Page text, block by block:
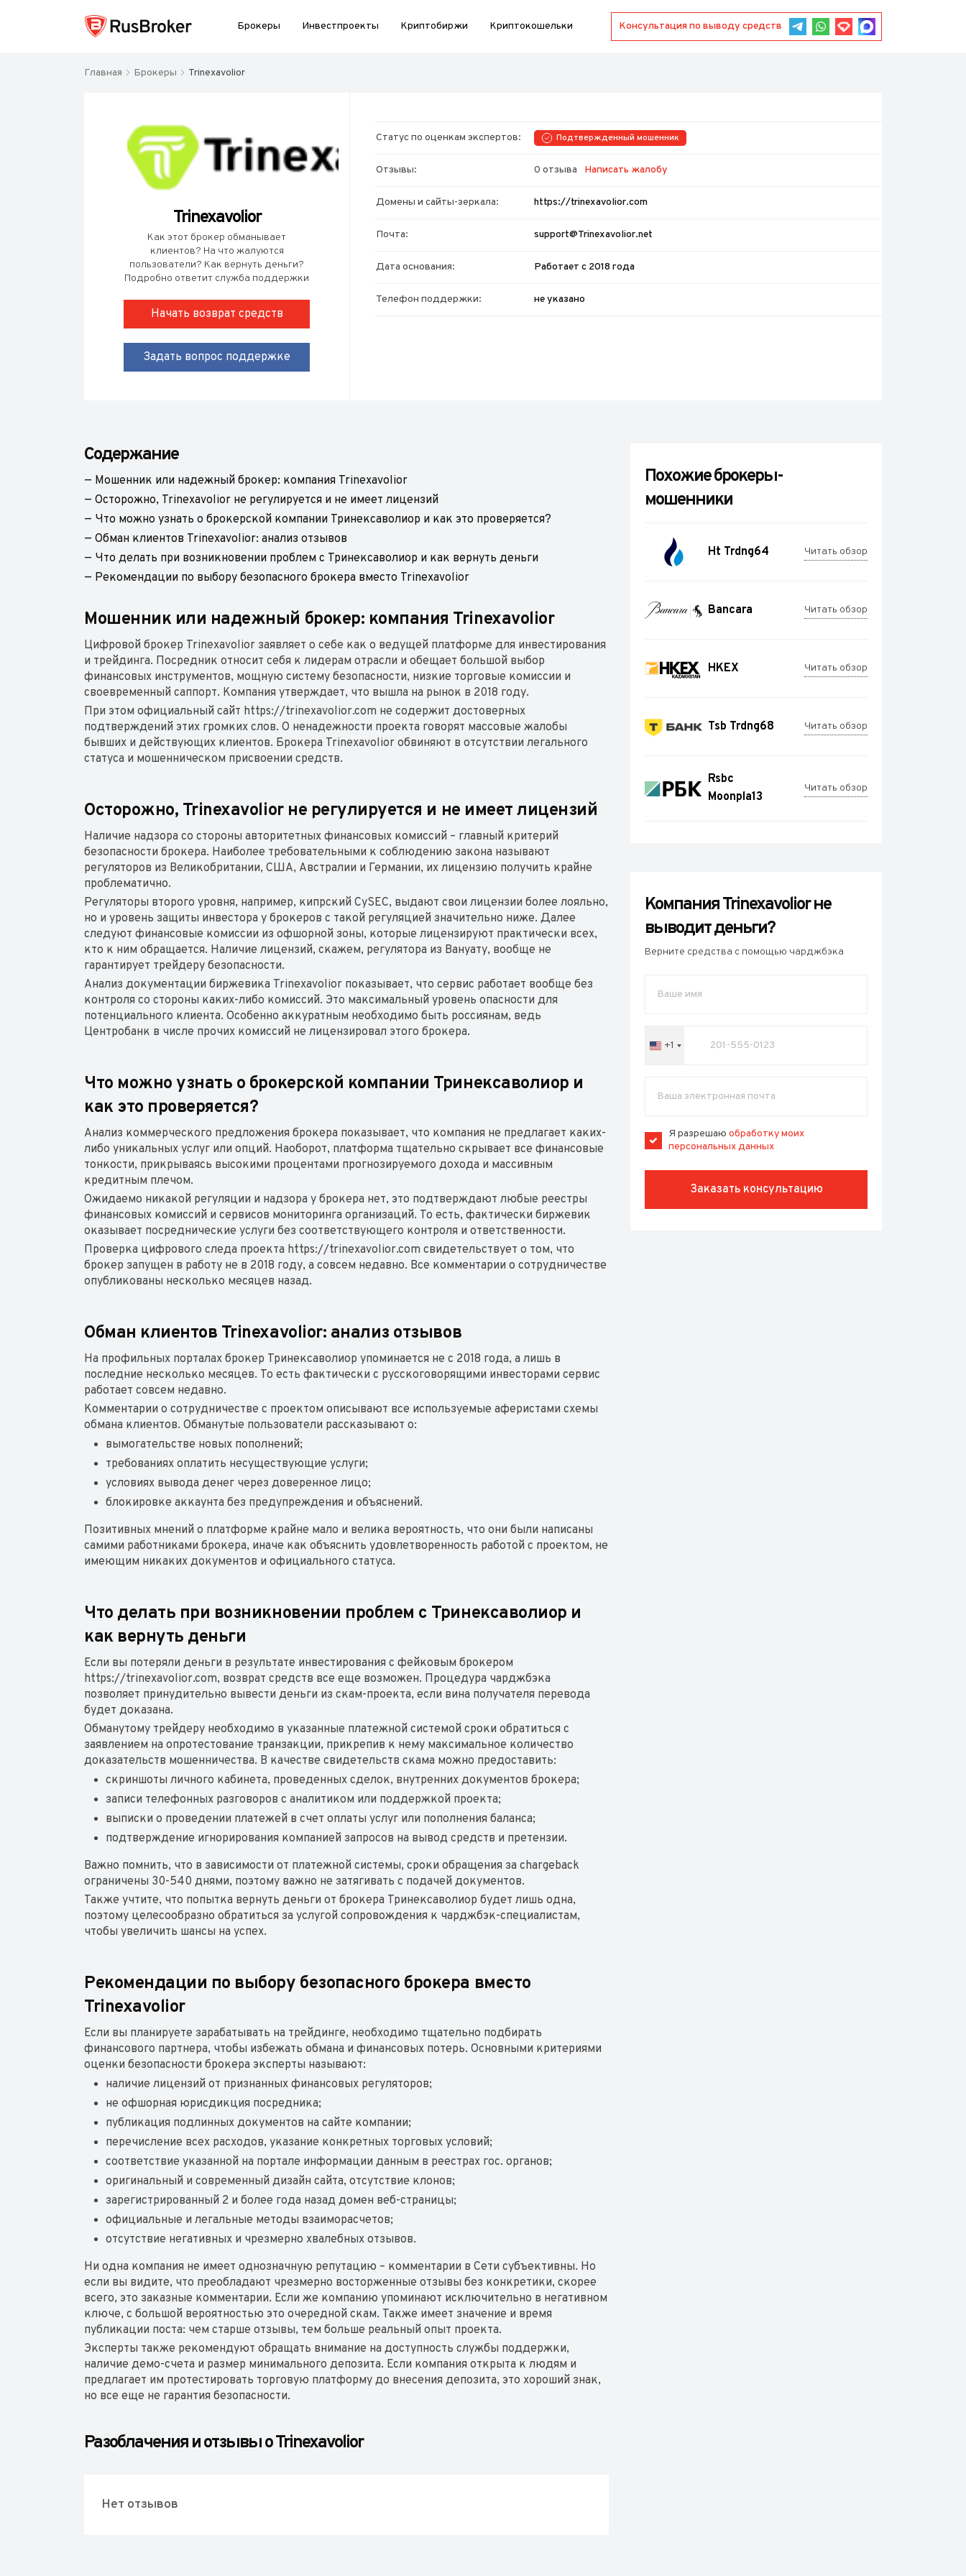
Брокеры Инвестпроекты Криптобиржи Криптокошельки Консультация по выводу средств
Главная Брокеры Trinexavolior
Trinexavolior
Как этот брокер обманывает
клиентов? На что жалуются
пользователи? Как вернуть деньги?
Подробно ответит служба поддержки
Начать возврат средств
Задать вопрос поддержке
Статус по оценкам экспертов: Подтвержденный мошенник
Отзывы: 0 отзыва Написать жалобу
Домены и сайты-зеркала: https://trinexavolior.com
Почта: support@Trinexavolior.net
Дата основания: Работает с 2018 года
Телефон поддержки: не указано
Содержание
— Мошенник или надежный брокер: компания Trinexavolior
— Осторожно, Trinexavolior не регулируется и не имеет лицензий
— Что можно узнать о брокерской компании Тринексаволиор и как это проверяется?
— Обман клиентов Trinexavolior: анализ отзывов
— Что делать при возникновении проблем с Тринексаволиор и как вернуть деньги
— Рекомендации по выбору безопасного брокера вместо Trinexavolior
Мошенник или надежный брокер: компания Trinexavolior
Цифровой брокер Trinexavolior заявляет о себе как о ведущей платформе для инвестирования
и трейдинга. Посредник относит себя к лидерам отрасли и обещает большой выбор
финансовых инструментов, мощную систему безопасности, низкие торговые комиссии и
своевременный саппорт. Компания утверждает, что вышла на рынок в 2018 году.
При этом официальный сайт https://trinexavolior.com не содержит достоверных
подтверждений этих громких слов. О ненадежности проекта говорят массовые жалобы
бывших и действующих клиентов. Брокера Trinexavolior обвиняют в отсутствии легального
статуса и мошенническом присвоении средств.
Осторожно, Trinexavolior не регулируется и не имеет лицензий
Наличие надзора со стороны авторитетных финансовых комиссий – главный критерий
безопасности брокера. Наиболее требовательными к соблюдению закона называют
регуляторов из Великобритании, США, Австралии и Германии, их лицензию получить крайне
проблематично.
Регуляторы второго уровня, например, кипрский CySEC, выдают свои лицензии более лояльно,
но и уровень защиты инвестора у брокеров с такой регуляцией значительно ниже. Далее
следуют финансовые комиссии из офшорной зоны, которые лицензируют практически всех,
кто к ним обращается. Наличие лицензий, скажем, регулятора из Вануату, вообще не
гарантирует трейдеру безопасности.
Анализ документации биржевика Trinexavolior показывает, что сервис работает вообще без
контроля со стороны каких-либо комиссий. Это максимальный уровень опасности для
потенциального клиента. Особенно аккуратным необходимо быть россиянам, ведь
Центробанк в числе прочих комиссий не лицензировал этого брокера.
Что можно узнать о брокерской компании Тринексаволиор и
как это проверяется?
Анализ коммерческого предложения брокера показывает, что компания не предлагает каких-
либо уникальных услуг или опций. Наоборот, платформа тщательно скрывает все финансовые
тонкости, прикрываясь высокими процентами прогнозируемого дохода и массивным
кредитным плечом.
Ожидаемо никакой регуляции и надзора у брокера нет, это подтверждают любые реестры
финансовых комиссий и сервисов мониторинга организаций. То есть, фактически биржевик
оказывает посреднические услуги без соответствующего контроля и ответственности.
Проверка цифрового следа проекта https://trinexavolior.com свидетельствует о том, что
брокер запущен в работу не в 2018 году, а совсем недавно. Все комментарии о сотрудничестве
опубликованы несколько месяцев назад.
Обман клиентов Trinexavolior: анализ отзывов
На профильных порталах брокер Тринексаволиор упоминается не с 2018 года, а лишь в
последние несколько месяцев. То есть фактически с русскоговорящими инвесторами сервис
работает совсем недавно.
Комментарии о сотрудничестве с проектом описывают все используемые аферистами схемы
обмана клиентов. Обманутые пользователи рассказывают о:
вымогательстве новых пополнений;
требованиях оплатить несуществующие услуги;
условиях вывода денег через доверенное лицо;
блокировке аккаунта без предупреждения и объяснений.
Позитивных мнений о платформе крайне мало и велика вероятность, что они были написаны
самими работниками брокера, иначе как объяснить удовлетворенность работой с проектом, не
имеющим никаких документов и официального статуса.
Что делать при возникновении проблем с Тринексаволиор и
как вернуть деньги
Если вы потеряли деньги в результате инвестирования с фейковым брокером
https://trinexavolior.com, возврат средств все еще возможен. Процедура чарджбэка
позволяет принудительно вывести деньги из скам-проекта, если вина получателя перевода
будет доказана.
Обманутому трейдеру необходимо в указанные платежной системой сроки обратиться с
заявлением на опротестование транзакции, прикрепив к нему максимальное количество
доказательств мошенничества. В качестве свидетельств скама можно предоставить:
скриншоты личного кабинета, проведенных сделок, внутренних документов брокера;
записи телефонных разговоров с аналитиком или поддержкой проекта;
выписки о проведении платежей в счет оплаты услуг или пополнения баланса;
подтверждение игнорирования компанией запросов на вывод средств и претензии.
Важно помнить, что в зависимости от платежной системы, сроки обращения за chargeback
ограничены 30-540 днями, поэтому важно не затягивать с подачей документов.
Также учтите, что попытка вернуть деньги от брокера Тринексаволиор будет лишь одна,
поэтому целесообразно обратиться за услугой сопровождения к чарджбэк-специалистам,
чтобы увеличить шансы на успех.
Рекомендации по выбору безопасного брокера вместо
Trinexavolior
Если вы планируете зарабатывать на трейдинге, необходимо тщательно подбирать
финансового партнера, чтобы избежать обмана и финансовых потерь. Основными критериями
оценки безопасности брокера эксперты называют:
наличие лицензий от признанных финансовых регуляторов;
не офшорная юрисдикция посредника;
публикация подлинных документов на сайте компании;
перечисление всех расходов, указание конкретных торговых условий;
соответствие указанной на портале информации данным в реестрах гос. органов;
оригинальный и современный дизайн сайта, отсутствие клонов;
зарегистрированный 2 и более года назад домен веб-страницы;
официальные и легальные методы взаиморасчетов;
отсутствие негативных и чрезмерно хвалебных отзывов.
Ни одна компания не имеет однозначную репутацию – комментарии в Сети субъективны. Но
если вы видите, что преобладают чрезмерно восторженные отзывы без конкретики, скорее
всего, это заказные комментарии. Если же компанию упоминают исключительно в негативном
ключе, с большой вероятностью это очередной скам. Также имеет значение и время
публикации поста: чем старше отзывы, тем больше реальный опыт проекта.
Эксперты также рекомендуют обращать внимание на доступность службы поддержки,
наличие демо-счета и размер минимального депозита. Если компания открыта к людям и
предлагает им протестировать торговую платформу до внесения депозита, это хороший знак,
но все еще не гарантия безопасности.
Разоблачения и отзывы о Trinexavolior
Нет отзывов
Похожие брокеры-
мошенники
Ht Trdng64 Читать обзор
Bancara Читать обзор
HKEX Читать обзор
Tsb Trdng68 Читать обзор
Rsbc
Moonpla13
Читать обзор
Компания Trinexavolior не
выводит деньги?
Верните средства с помощью чарджбэка
United
+1
Я разрешаю обработку моих
персональных данных
Заказать консультацию